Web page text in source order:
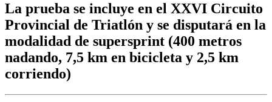
La prueba se incluye en el XXVI Circuito
Provincial de Triatlón y se disputará en la
modalidad de supersprint (400 metros
nadando, 7,5 km en bicicleta y 2,5 km
corriendo)